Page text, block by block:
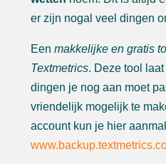
er zijn nogal veel dingen
Een makkelijke en gratis
Textmetrics. Deze tool
dingen je nog aan moet
vriendelijk mogelijk te
account kun je hier